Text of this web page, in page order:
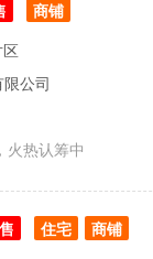
商铺
区
公司
火热认筹中
住宅 商铺